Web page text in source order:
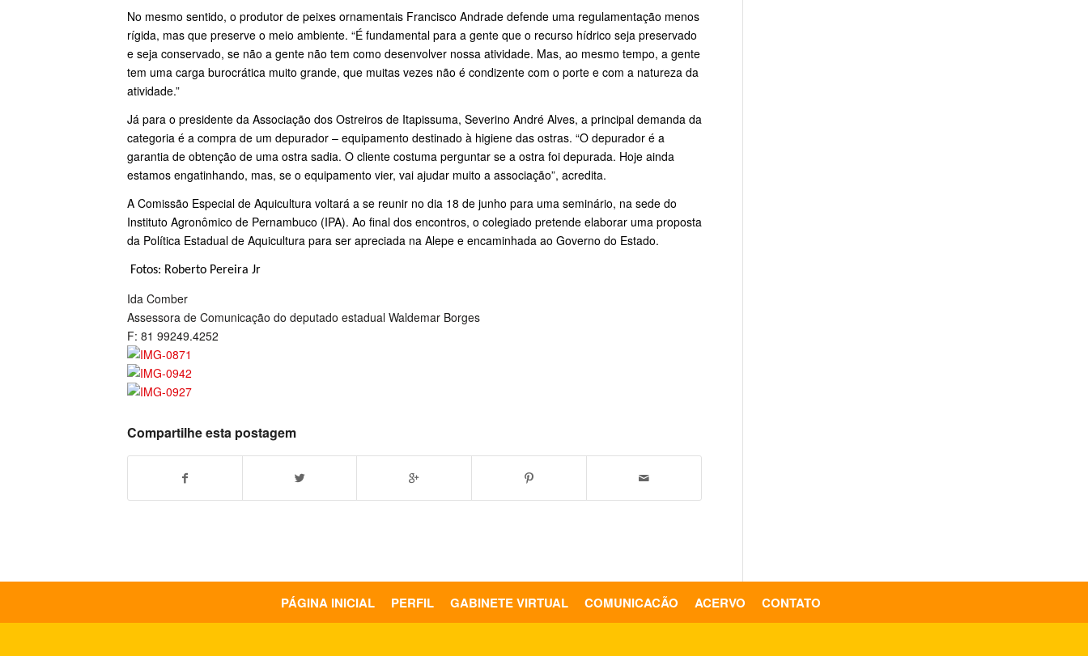
No mesmo sentido, o produtor de peixes ornamentais Francisco Andrade defende uma regulamentação menos
rígida, mas que preserve o meio ambiente. “É fundamental para a gente que o recurso hídrico seja preservado
e seja conservado, se não a gente não tem como desenvolver nossa atividade. Mas, ao mesmo tempo, a gente
tem uma carga burocrática muito grande, que muitas vezes não é condizente com o porte e com a natureza da
atividade.”
Já para o presidente da Associação dos Ostreiros de Itapissuma, Severino André Alves, a principal demanda da
categoria é a compra de um depurador – equipamento destinado à higiene das ostras. “O depurador é a
garantia de obtenção de uma ostra sadia. O cliente costuma perguntar se a ostra foi depurada. Hoje ainda
estamos engatinhando, mas, se o equipamento vier, vai ajudar muito a associação”, acredita.
A Comissão Especial de Aquicultura voltará a se reunir no dia 18 de junho para uma seminário, na sede do
Instituto Agronômico de Pernambuco (IPA). Ao final dos encontros, o colegiado pretende elaborar uma proposta
da Política Estadual de Aquicultura para ser apreciada na Alepe e encaminhada ao Governo do Estado.
Fotos: Roberto Pereira Jr
Ida Comber
Assessora de Comunicação do deputado estadual Waldemar Borges
F: 81 99249.4252
Compartilhe esta postagem
PÁGINA INICIAL PERFIL GABINETE VIRTUAL COMUNICAÇÃO ACERVO CONTATO